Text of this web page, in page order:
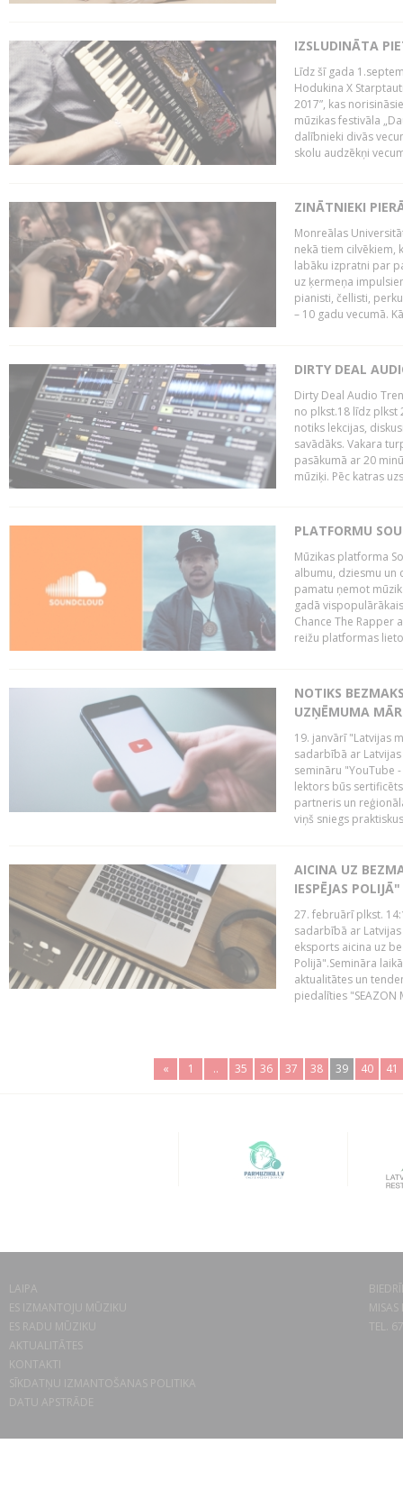
IZSLUDINĀTA
Līdz šī gada
Hodukina X
2017”, kas
mūzikas festivāla
dalībnieki divās
skolu audzēkņi
ZINĀTNIEKI
Monreālas
nekā tiem cilvēkiem,
labāku izpratni par
uz ķermeņa
pianisti, čellisti,
– 10 gadu vecumā.
DIRTY DEAL
Dirty Deal Audio
no plkst.18 līdz plkst
notiks lekcijas,
savādāks. Vakara
pasākumā ar 20
mūziķi. Pēc katras
PLATFORMU
Mūzikas platforma
albumu, dziesmu un
pamatu ņemot
gadā
Chance The Rapper
reižu platformas
NOTIKS
UZŅĒMUMA
19. janvārī "Latvijas
sadarbībā ar
semināru "YouTube
lektors būs
partneris un
viņš sniegs
AICINA UZ
IESPĒJAS POLIJĀ"
27. februārī plkst.
sadarbībā ar
eksports aicina uz
Polijā".Semināra
aktualitātes un
piedalīties "SEAZON
« 1 .. 35 36 37 38 39 40 41
LAIPA
ES IZMANTOJU MŪZIKU
ES RADU MŪZIKU
AKTUALITĀTES
KONTAKTI
SĪKDATŅU IZMANTOŠANAS POLITIKA
DATU APSTRĀDE
TEL.